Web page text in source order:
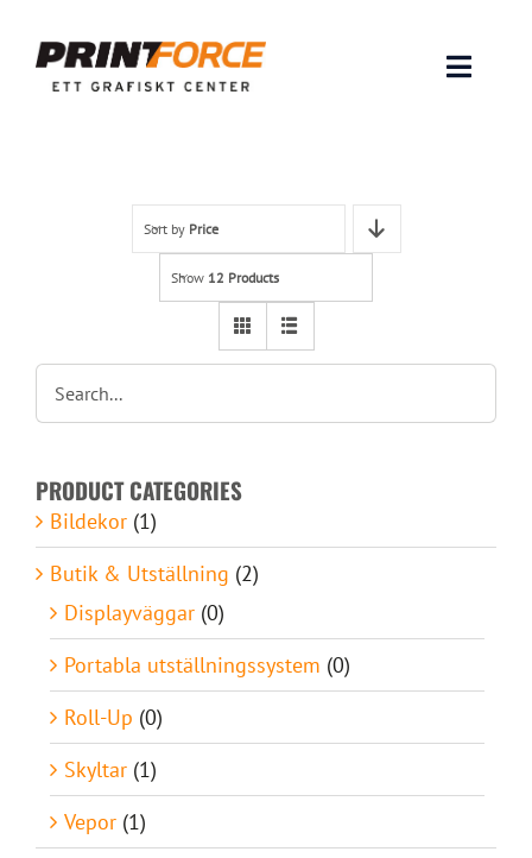
content
Toggle
INSPIRATION
Lämna original & filer
Om oss
Kontakt
Sort by Price
Show 12 Products
PRODUCT CATEGORIES
Bildekor (1)
Butik & Utställning (2)
Displayväggar (0)
Portabla utställningssystem (0)
Roll-Up (0)
Skyltar (1)
Vepor (1)